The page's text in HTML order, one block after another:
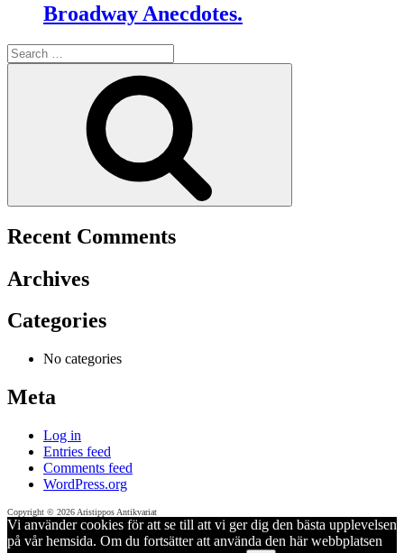
Broadway Anecdotes.
Search
for:
Recent Comments
Archives
Categories
No categories
Meta
Log in
Entries feed
Comments feed
WordPress.org
Copyright © 2026 Aristippos Antikvariat
Vi använder cookies för att se till att vi ger dig den bästa upplevelsen
på vår hemsida. Om du fortsätter att använda den här webbplatsen